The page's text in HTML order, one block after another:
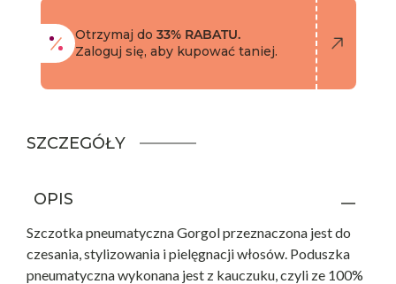
Otrzymaj do 33% RABATU.
Zaloguj się, aby kupować taniej.
SZCZEGÓŁY
OPIS
Szczotka pneumatyczna Gorgol przeznaczona jest do
czesania, stylizowania i pielęgnacji włosów. Poduszka
pneumatyczna wykonana jest z kauczuku, czyli ze 100%